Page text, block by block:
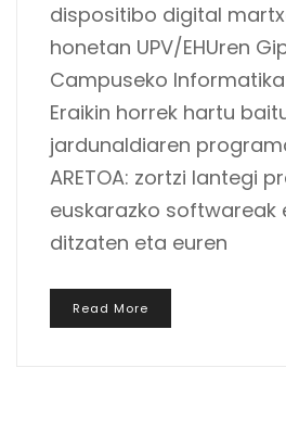
dispositibo digital
honetan UPV/EHUren
Campuseko
Eraikin horrek hartu
jardunaldiaren
ARETOA: zortzi lantegi
euskarazko softwareak
ditzaten eta euren
Read More